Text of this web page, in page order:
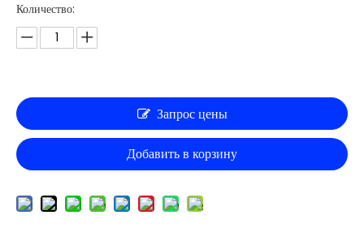
Количество:
Запрос цены
Добавить в корзину